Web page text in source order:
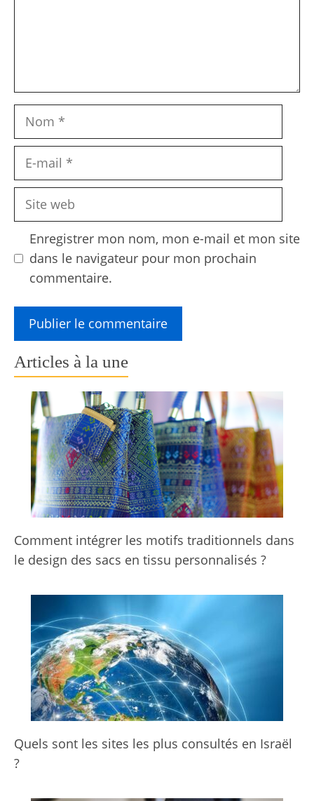
Nom
Site
Enregistrer mon nom, mon e-mail et mon site
dans le navigateur pour mon prochain
commentaire.
Articles à la une
Comment intégrer les motifs traditionnels dans
le design des sacs en tissu personnalisés ?
Quels sont les sites les plus consultés en Israël
?